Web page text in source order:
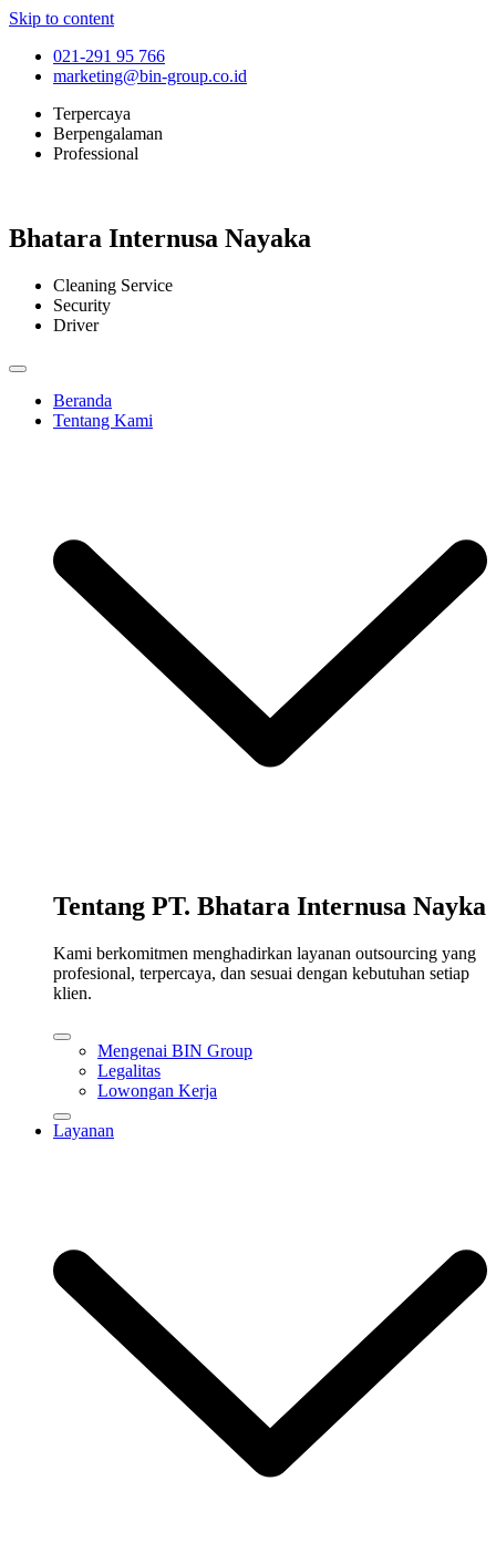
Skip to content
021-291 95 766
marketing@bin-group.co.id
Terpercaya
Berpengalaman
Professional
Bhatara Internusa Nayaka
Cleaning Service
Security
Driver
Beranda
Tentang Kami
Tentang PT. Bhatara Internusa Nayka
Kami berkomitmen menghadirkan layanan outsourcing yang
profesional, terpercaya, dan sesuai dengan kebutuhan setiap
klien.
Mengenai BIN Group
Legalitas
Lowongan Kerja
Layanan